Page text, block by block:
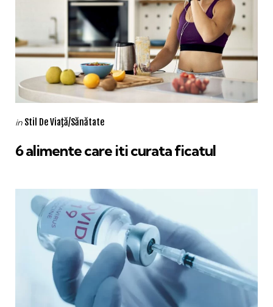
Categories
Posted
in Stil De Viaţă/Sănătate
6 alimente care iti curata ficatul